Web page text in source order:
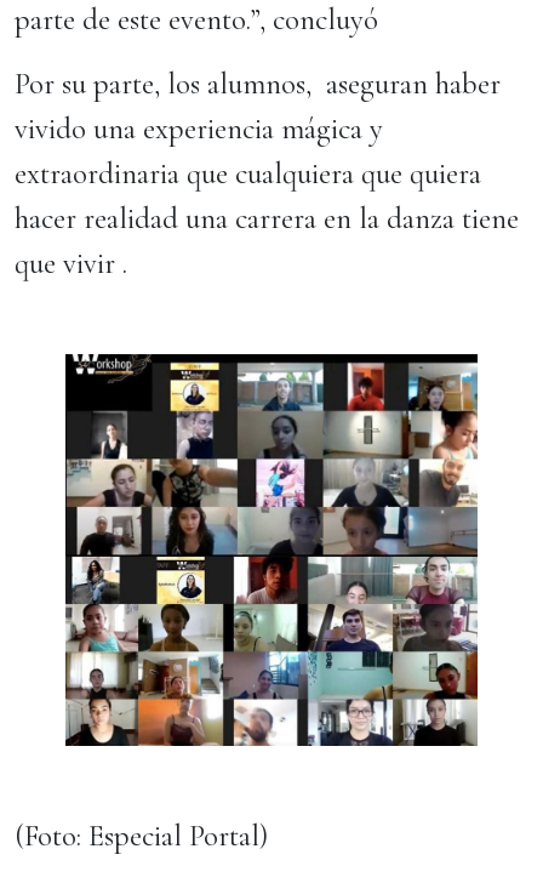
parte de este evento.”, concluyó
Por su parte, los alumnos, aseguran haber
vivido una experiencia mágica y
extraordinaria que cualquiera que quiera
hacer realidad una carrera en la danza tiene
que vivir .
(Foto: Especial Portal)